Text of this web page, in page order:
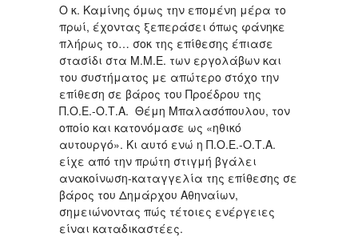
Ο κ. Καμίνης όμως την επομένη μέρα το
πρωί, έχοντας ξεπεράσει όπως φάνηκε
πλήρως το… σοκ της επίθεσης έπιασε
στασίδι στα Μ.Μ.Ε. των εργολάβων και
του συστήματος με απώτερο στόχο την
επίθεση σε βάρος του Προέδρου της
Π.Ο.Ε.-Ο.Τ.Α. Θέμη Μπαλασόπουλου, τον
οποίο και κατονόμασε ως «ηθικό
αυτουργό». Κι αυτό ενώ η Π.Ο.Ε.-Ο.Τ.Α.
είχε από την πρώτη στιγμή βγάλει
ανακοίνωση-καταγγελία της επίθεσης σε
βάρος του Δημάρχου Αθηναίων,
σημειώνοντας πώς τέτοιες ενέργειες
είναι καταδικαστέες.